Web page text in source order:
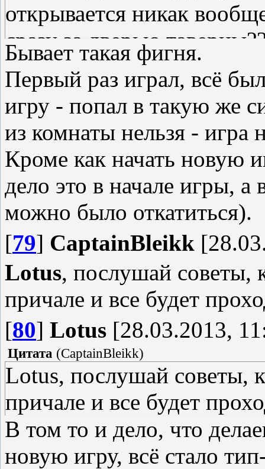
открывается никак
сразу за дверью
Бывает такая фигня.
Первый раз играл, всё
игру - попал в такую же
из комнаты нельзя - игра
Кроме как начать новую
дело это в начале игры, а
можно было откатиться).
[79] CaptainBleikk
Lotus, послушай советы,
причале и все будет
[80] Lotus [28.03.2013,
Цитата (CaptainBleikk)
Lotus, послушай советы,
причале и все будет
В том то и дело, что
новую игру, всё стало